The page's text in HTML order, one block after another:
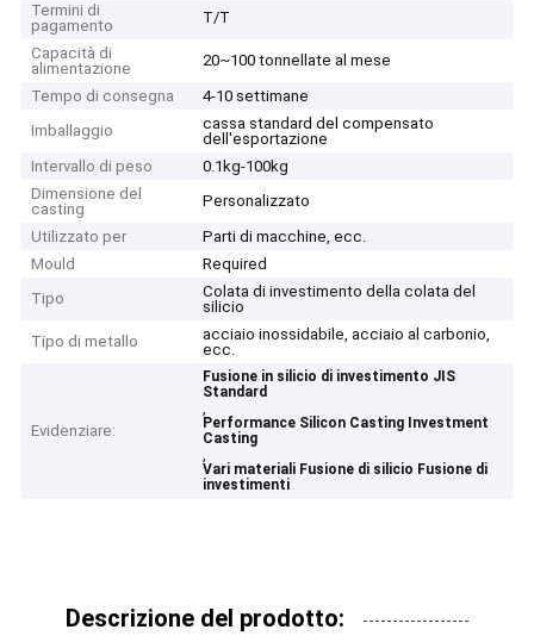
Termini di
pagamento
T/T
Capacità di
alimentazione
20~100 tonnellate al mese
Tempo di consegna
4-10 settimane
Imballaggio
cassa standard del compensato
dell'esportazione
Intervallo di peso
0.1kg-100kg
Dimensione del
casting
Personalizzato
Utilizzato per
Parti di macchine, ecc.
Mould
Required
Tipo
Colata di investimento della colata del
silicio
Tipo di metallo
acciaio inossidabile, acciaio al carbonio,
ecc.
Evidenziare:
Fusione in silicio di investimento JIS
Standard
,
Performance Silicon Casting Investment
Casting
,
Vari materiali Fusione di silicio Fusione di
investimenti
Descrizione del prodotto: